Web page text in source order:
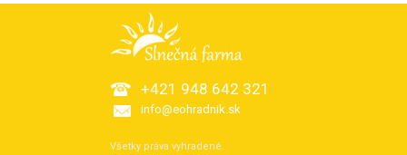
+421 948 642 321
info@eohradnik.sk
Všetky práva vyhradené.